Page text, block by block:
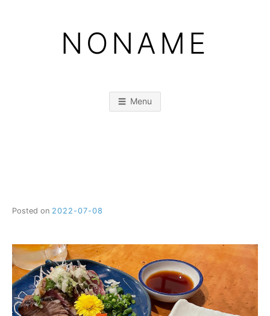
NONAME
Menu
Posted on 2022-07-08
M